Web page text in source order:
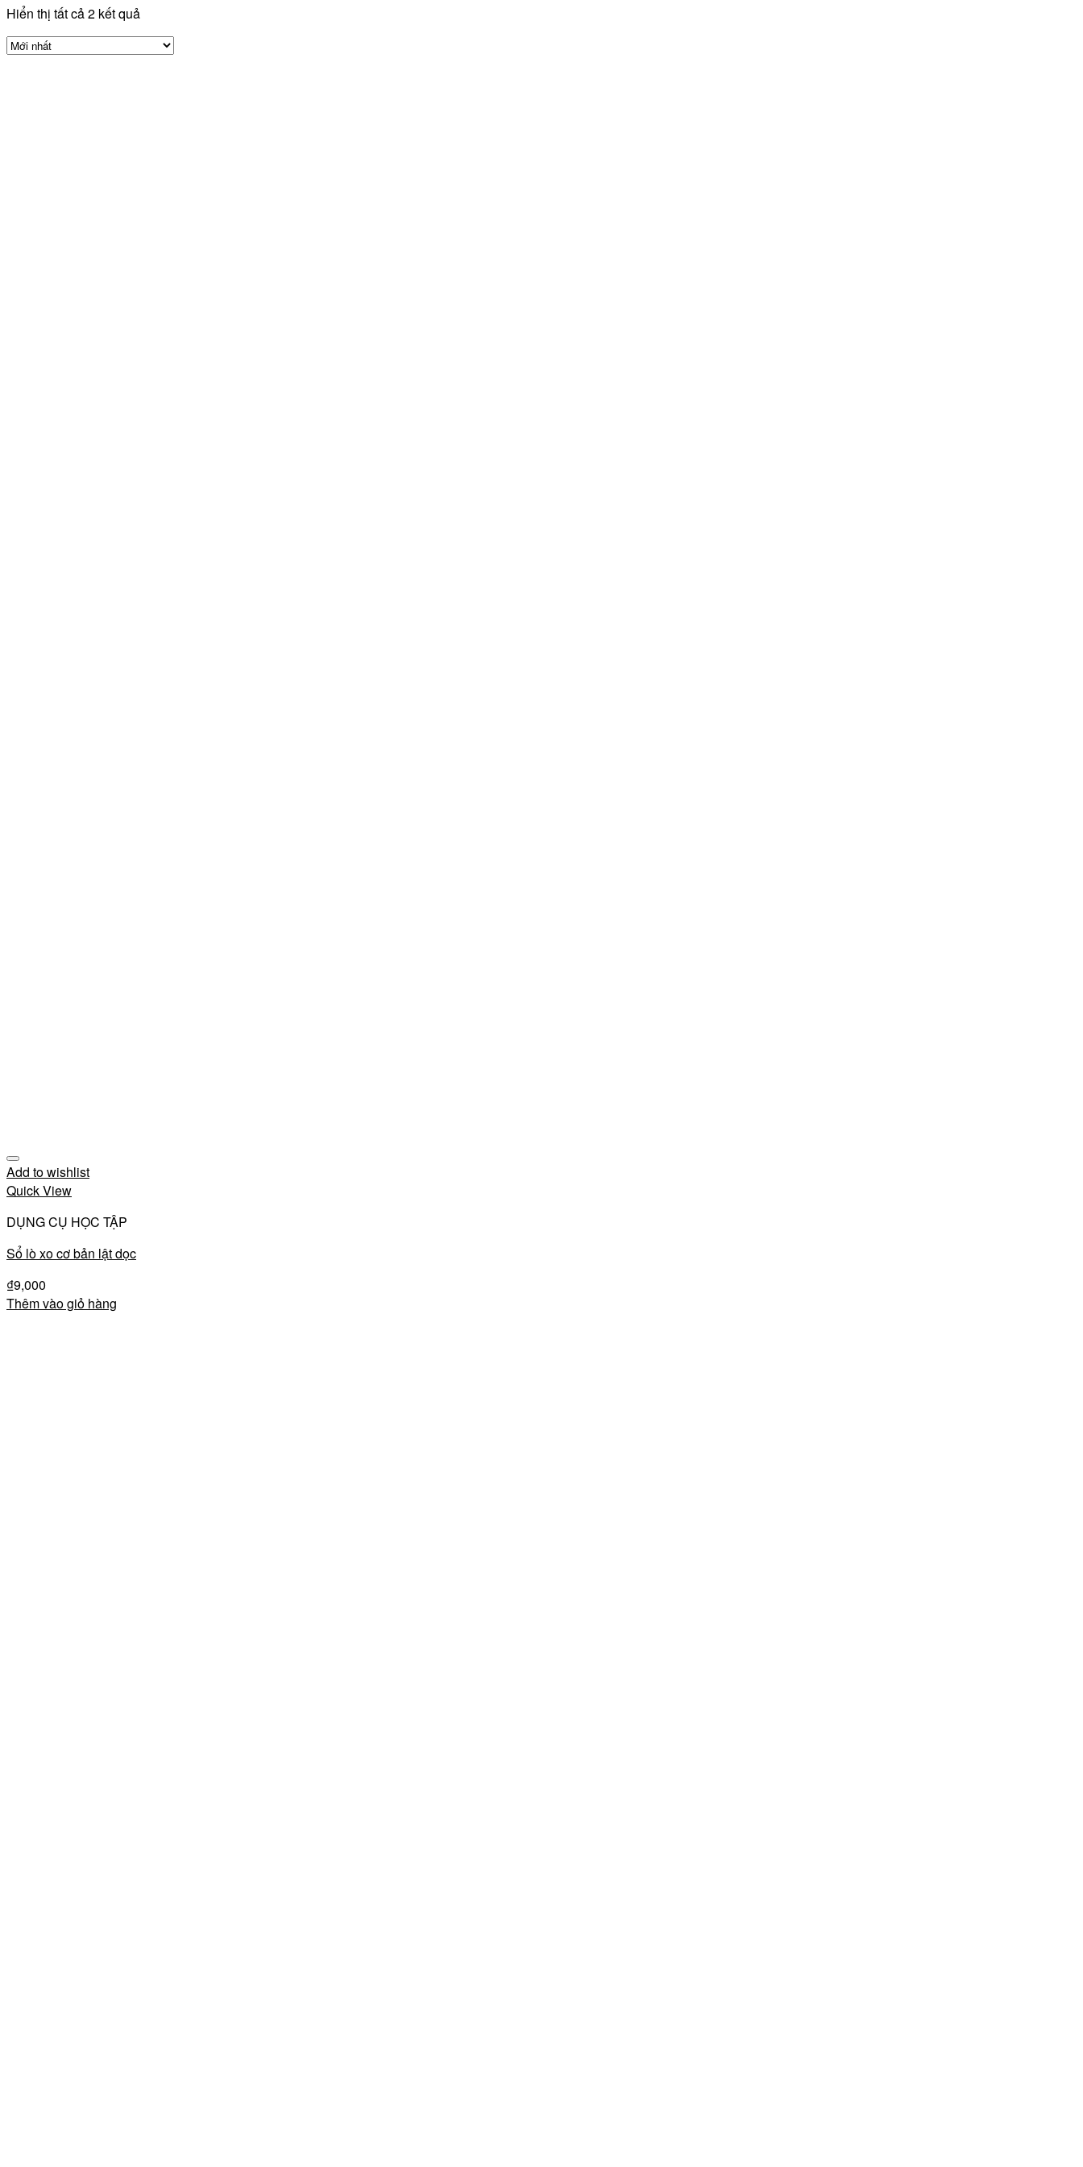
Hiển thị tất cả 2 kết quả
Add to wishlist
Quick View
DỤNG CỤ HỌC TẬP
Sổ lò xo cơ bản lật dọc
₫9,000
Thêm vào giỏ hàng